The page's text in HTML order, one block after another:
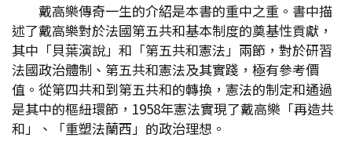
戴高樂傳奇一生的介紹是本書的重中之重。書中描
述了戴高樂對於法國第五共和基本制度的奠基性貢獻，
其中「貝葉演說」和「第五共和憲法」兩節，對於研習
法國政治體制、第五共和憲法及其實踐，極有參考價
值。從第四共和到第五共和的轉換，憲法的制定和通過
是其中的樞紐環節，1958年憲法實現了戴高樂「再造共
和」、「重塑法蘭西」的政治理想。